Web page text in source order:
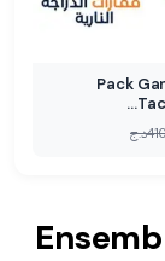
Pack
د.ج